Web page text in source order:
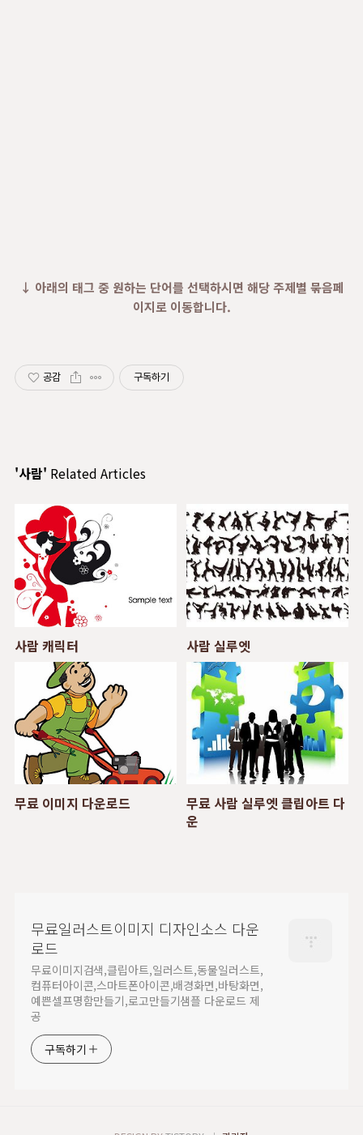
↓ 아래의 태그 중 원하는 단어를 선택하시면 해당 주제별 묶음페
이지로 이동합니다.
공감 구독하기
'사람' Related Articles
사람 캐릭터 사람 실루엣
무료 이미지 다운로드
무료 사람 실루엣 클립아트 다
운
무료일러스트이미지 디자인소스 다운
로드
무료이미지검색,클립아트,일러스트,동물일러스트,
컴퓨터아이콘,스마트폰아이콘,배경화면,바탕화면,
예쁜셀프명함만들기,로고만들기샘플 다운로드 제
공
구독하기